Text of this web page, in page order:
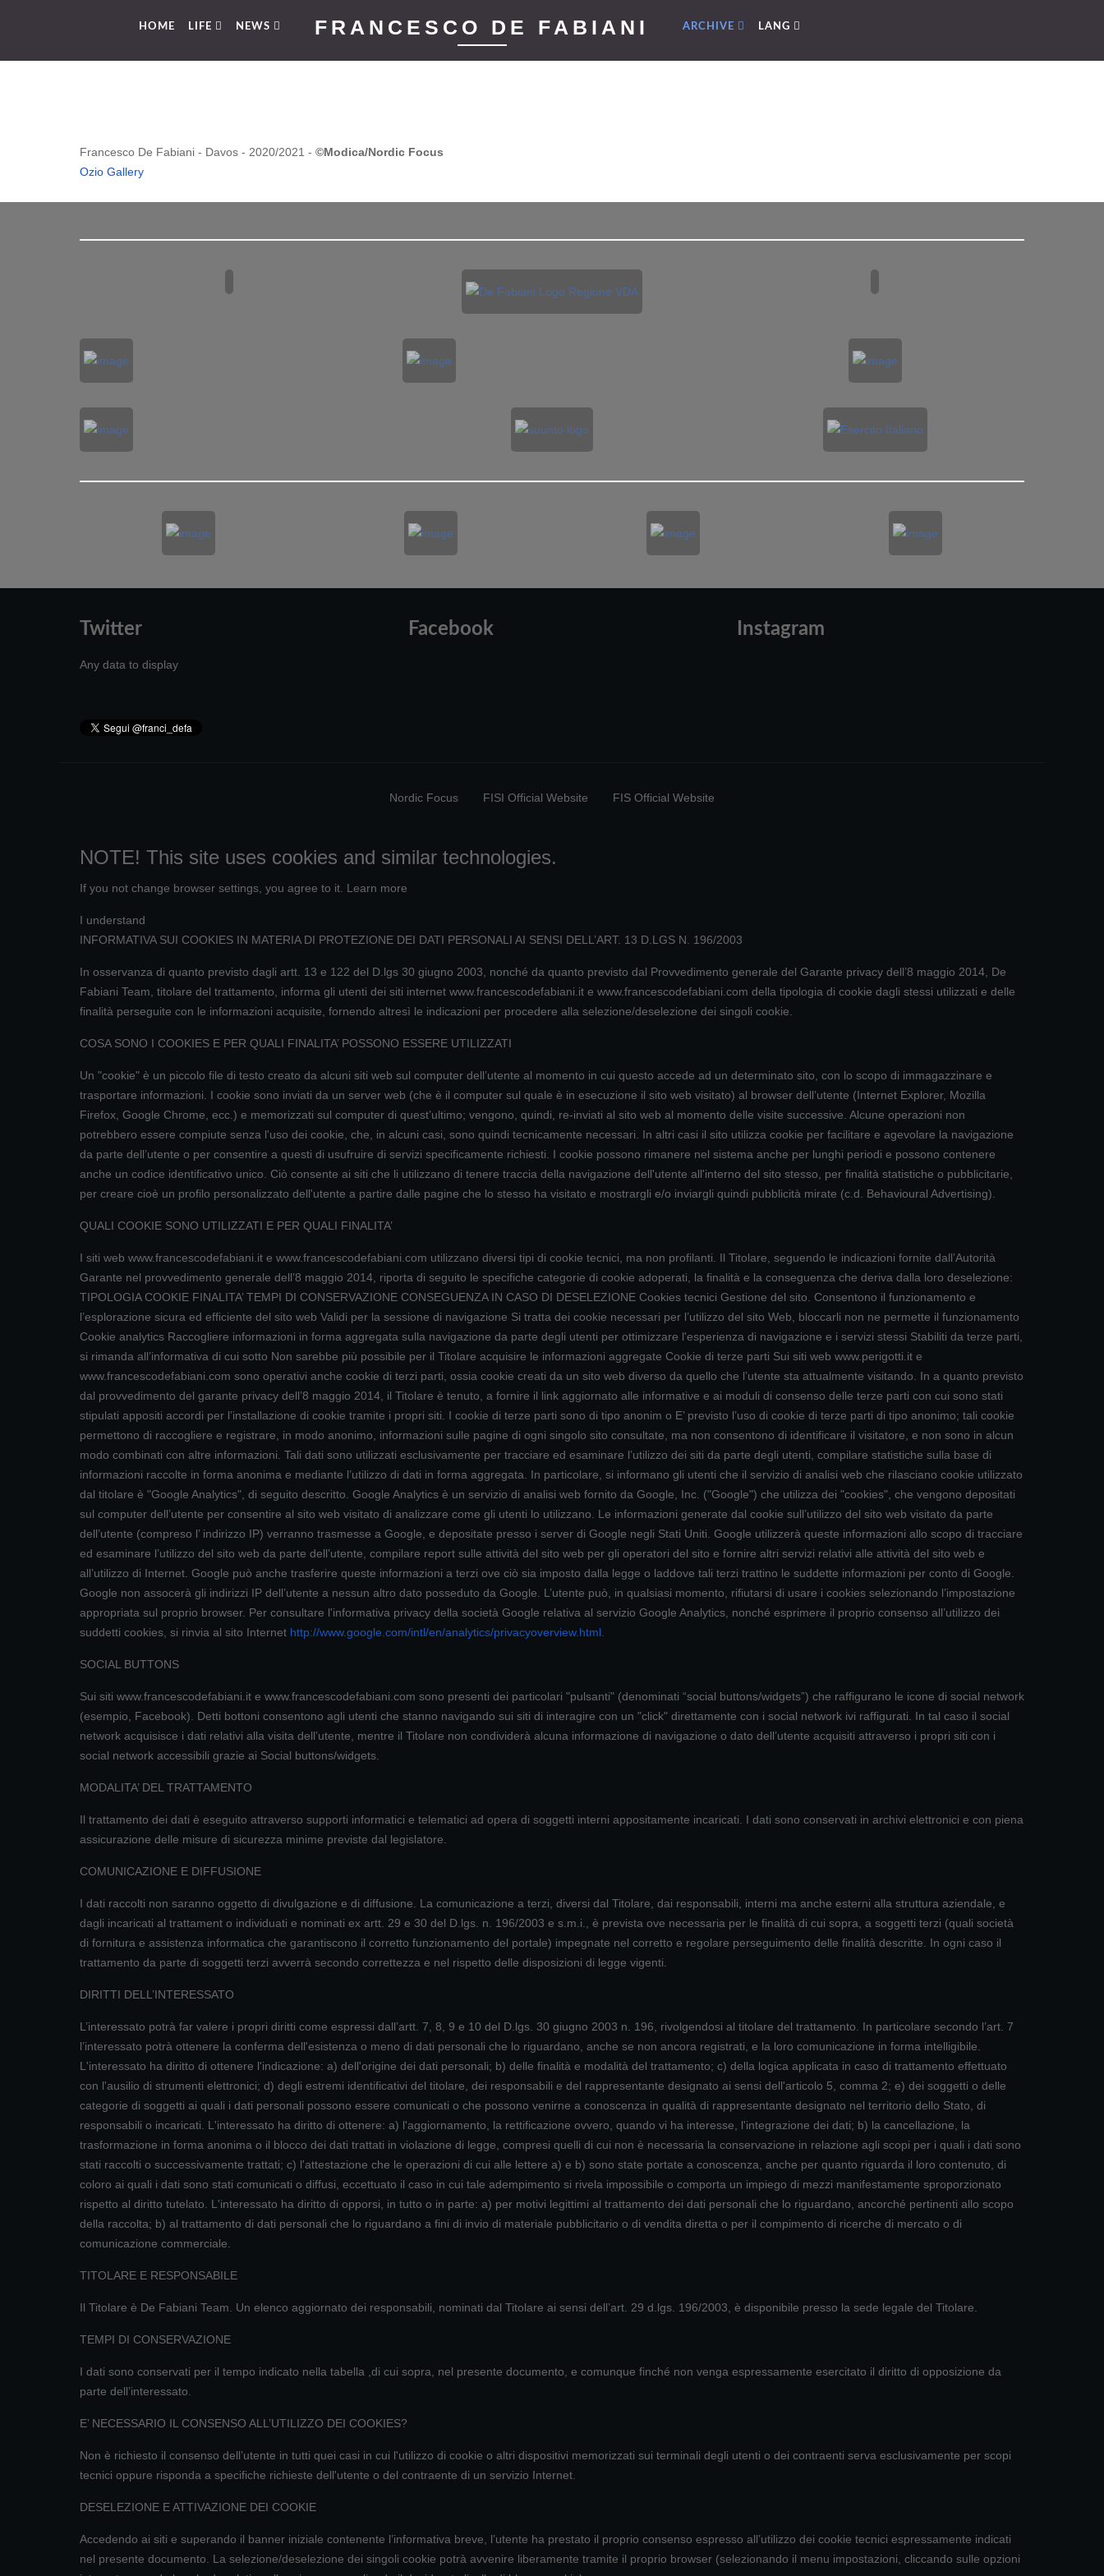
HOME LIFE NEWS FRANCESCO DE FABIANI ARCHIVE LANG
Francesco De Fabiani - Davos - 2020/2021 - ©Modica/Nordic Focus
Ozio Gallery
Twitter
Any data to display
Facebook Instagram
Nordic Focus FISI Official Website FIS Official Website
NOTE! This site uses cookies and similar technologies.
If you not change browser settings, you agree to it. Learn more
I understand
INFORMATIVA SUI COOKIES IN MATERIA DI PROTEZIONE DEI DATI PERSONALI AI SENSI DELL’ART. 13 D.LGS N. 196/2003
In osservanza di quanto previsto dagli artt. 13 e 122 del D.lgs 30 giugno 2003, nonché da quanto previsto dal Provvedimento generale del Garante privacy dell’8 maggio 2014, De
Fabiani Team, titolare del trattamento, informa gli utenti dei siti internet www.francescodefabiani.it e www.francescodefabiani.com della tipologia di cookie dagli stessi utilizzati e delle
finalità perseguite con le informazioni acquisite, fornendo altresì le indicazioni per procedere alla selezione/deselezione dei singoli cookie.
COSA SONO I COOKIES E PER QUALI FINALITA’ POSSONO ESSERE UTILIZZATI
Un "cookie" è un piccolo file di testo creato da alcuni siti web sul computer dell’utente al momento in cui questo accede ad un determinato sito, con lo scopo di immagazzinare e
trasportare informazioni. I cookie sono inviati da un server web (che è il computer sul quale è in esecuzione il sito web visitato) al browser dell’utente (Internet Explorer, Mozilla
Firefox, Google Chrome, ecc.) e memorizzati sul computer di quest’ultimo; vengono, quindi, re-inviati al sito web al momento delle visite successive. Alcune operazioni non
potrebbero essere compiute senza l'uso dei cookie, che, in alcuni casi, sono quindi tecnicamente necessari. In altri casi il sito utilizza cookie per facilitare e agevolare la navigazione
da parte dell’utente o per consentire a questi di usufruire di servizi specificamente richiesti. I cookie possono rimanere nel sistema anche per lunghi periodi e possono contenere
anche un codice identificativo unico. Ciò consente ai siti che li utilizzano di tenere traccia della navigazione dell'utente all'interno del sito stesso, per finalità statistiche o pubblicitarie,
per creare cioè un profilo personalizzato dell'utente a partire dalle pagine che lo stesso ha visitato e mostrargli e/o inviargli quindi pubblicità mirate (c.d. Behavioural Advertising).
QUALI COOKIE SONO UTILIZZATI E PER QUALI FINALITA’
I siti web www.francescodefabiani.it e www.francescodefabiani.com utilizzano diversi tipi di cookie tecnici, ma non profilanti. Il Titolare, seguendo le indicazioni fornite dall’Autorità
Garante nel provvedimento generale dell’8 maggio 2014, riporta di seguito le specifiche categorie di cookie adoperati, la finalità e la conseguenza che deriva dalla loro deselezione:
TIPOLOGIA COOKIE FINALITA’ TEMPI DI CONSERVAZIONE CONSEGUENZA IN CASO DI DESELEZIONE Cookies tecnici Gestione del sito. Consentono il funzionamento e
l’esplorazione sicura ed efficiente del sito web Validi per la sessione di navigazione Si tratta dei cookie necessari per l’utilizzo del sito Web, bloccarli non ne permette il funzionamento
Cookie analytics Raccogliere informazioni in forma aggregata sulla navigazione da parte degli utenti per ottimizzare l'esperienza di navigazione e i servizi stessi Stabiliti da terze parti,
si rimanda all’informativa di cui sotto Non sarebbe più possibile per il Titolare acquisire le informazioni aggregate Cookie di terze parti Sui siti web www.perigotti.it e
www.francescodefabiani.com sono operativi anche cookie di terzi parti, ossia cookie creati da un sito web diverso da quello che l’utente sta attualmente visitando. In a quanto previsto
dal provvedimento del garante privacy dell’8 maggio 2014, il Titolare è tenuto, a fornire il link aggiornato alle informative e ai moduli di consenso delle terze parti con cui sono stati
stipulati appositi accordi per l’installazione di cookie tramite i propri siti. I cookie di terze parti sono di tipo anonim o E’ previsto l’uso di cookie di terze parti di tipo anonimo; tali cookie
permettono di raccogliere e registrare, in modo anonimo, informazioni sulle pagine di ogni singolo sito consultate, ma non consentono di identificare il visitatore, e non sono in alcun
modo combinati con altre informazioni. Tali dati sono utilizzati esclusivamente per tracciare ed esaminare l’utilizzo dei siti da parte degli utenti, compilare statistiche sulla base di
informazioni raccolte in forma anonima e mediante l’utilizzo di dati in forma aggregata. In particolare, si informano gli utenti che il servizio di analisi web che rilasciano cookie utilizzato
dal titolare è "Google Analytics", di seguito descritto. Google Analytics è un servizio di analisi web fornito da Google, Inc. ("Google") che utilizza dei "cookies", che vengono depositati
sul computer dell’utente per consentire al sito web visitato di analizzare come gli utenti lo utilizzano. Le informazioni generate dal cookie sull’utilizzo del sito web visitato da parte
dell’utente (compreso l’ indirizzo IP) verranno trasmesse a Google, e depositate presso i server di Google negli Stati Uniti. Google utilizzerà queste informazioni allo scopo di tracciare
ed esaminare l’utilizzo del sito web da parte dell’utente, compilare report sulle attività del sito web per gli operatori del sito e fornire altri servizi relativi alle attività del sito web e
all’utilizzo di Internet. Google può anche trasferire queste informazioni a terzi ove ciò sia imposto dalla legge o laddove tali terzi trattino le suddette informazioni per conto di Google.
Google non assocerà gli indirizzi IP dell’utente a nessun altro dato posseduto da Google. L’utente può, in qualsiasi momento, rifiutarsi di usare i cookies selezionando l’impostazione
appropriata sul proprio browser. Per consultare l'informativa privacy della società Google relativa al servizio Google Analytics, nonché esprimere il proprio consenso all’utilizzo dei
suddetti cookies, si rinvia al sito Internet http://www.google.com/intl/en/analytics/privacyoverview.html
SOCIAL BUTTONS
Sui siti www.francescodefabiani.it e www.francescodefabiani.com sono presenti dei particolari "pulsanti" (denominati “social buttons/widgets”) che raffigurano le icone di social network
(esempio, Facebook). Detti bottoni consentono agli utenti che stanno navigando sui siti di interagire con un "click" direttamente con i social network ivi raffigurati. In tal caso il social
network acquisisce i dati relativi alla visita dell’utente, mentre il Titolare non condividerà alcuna informazione di navigazione o dato dell’utente acquisiti attraverso i propri siti con i
social network accessibili grazie ai Social buttons/widgets.
MODALITA’ DEL TRATTAMENTO
Il trattamento dei dati è eseguito attraverso supporti informatici e telematici ad opera di soggetti interni appositamente incaricati. I dati sono conservati in archivi elettronici e con piena
assicurazione delle misure di sicurezza minime previste dal legislatore.
COMUNICAZIONE E DIFFUSIONE
I dati raccolti non saranno oggetto di divulgazione e di diffusione. La comunicazione a terzi, diversi dal Titolare, dai responsabili, interni ma anche esterni alla struttura aziendale, e
dagli incaricati al trattament o individuati e nominati ex artt. 29 e 30 del D.lgs. n. 196/2003 e s.m.i., è prevista ove necessaria per le finalità di cui sopra, a soggetti terzi (quali società
di fornitura e assistenza informatica che garantiscono il corretto funzionamento del portale) impegnate nel corretto e regolare perseguimento delle finalità descritte. In ogni caso il
trattamento da parte di soggetti terzi avverrà secondo correttezza e nel rispetto delle disposizioni di legge vigenti.
DIRITTI DELL’INTERESSATO
L’interessato potrà far valere i propri diritti come espressi dall’artt. 7, 8, 9 e 10 del D.lgs. 30 giugno 2003 n. 196, rivolgendosi al titolare del trattamento. In particolare secondo l’art. 7
l’interessato potrà ottenere la conferma dell'esistenza o meno di dati personali che lo riguardano, anche se non ancora registrati, e la loro comunicazione in forma intelligibile.
L'interessato ha diritto di ottenere l'indicazione: a) dell'origine dei dati personali; b) delle finalità e modalità del trattamento; c) della logica applicata in caso di trattamento effettuato
con l'ausilio di strumenti elettronici; d) degli estremi identificativi del titolare, dei responsabili e del rappresentante designato ai sensi dell'articolo 5, comma 2; e) dei soggetti o delle
categorie di soggetti ai quali i dati personali possono essere comunicati o che possono venirne a conoscenza in qualità di rappresentante designato nel territorio dello Stato, di
responsabili o incaricati. L'interessato ha diritto di ottenere: a) l'aggiornamento, la rettificazione ovvero, quando vi ha interesse, l'integrazione dei dati; b) la cancellazione, la
trasformazione in forma anonima o il blocco dei dati trattati in violazione di legge, compresi quelli di cui non è necessaria la conservazione in relazione agli scopi per i quali i dati sono
stati raccolti o successivamente trattati; c) l'attestazione che le operazioni di cui alle lettere a) e b) sono state portate a conoscenza, anche per quanto riguarda il loro contenuto, di
coloro ai quali i dati sono stati comunicati o diffusi, eccettuato il caso in cui tale adempimento si rivela impossibile o comporta un impiego di mezzi manifestamente sproporzionato
rispetto al diritto tutelato. L'interessato ha diritto di opporsi, in tutto o in parte: a) per motivi legittimi al trattamento dei dati personali che lo riguardano, ancorché pertinenti allo scopo
della raccolta; b) al trattamento di dati personali che lo riguardano a fini di invio di materiale pubblicitario o di vendita diretta o per il compimento di ricerche di mercato o di
comunicazione commerciale.
TITOLARE E RESPONSABILE
Il Titolare è De Fabiani Team. Un elenco aggiornato dei responsabili, nominati dal Titolare ai sensi dell’art. 29 d.lgs. 196/2003, è disponibile presso la sede legale del Titolare.
TEMPI DI CONSERVAZIONE
I dati sono conservati per il tempo indicato nella tabella ,di cui sopra, nel presente documento, e comunque finché non venga espressamente esercitato il diritto di opposizione da
parte dell’interessato.
E’ NECESSARIO IL CONSENSO ALL’UTILIZZO DEI COOKIES?
Non è richiesto il consenso dell’utente in tutti quei casi in cui l'utilizzo di cookie o altri dispositivi memorizzati sui terminali degli utenti o dei contraenti serva esclusivamente per scopi
tecnici oppure risponda a specifiche richieste dell'utente o del contraente di un servizio Internet.
DESELEZIONE E ATTIVAZIONE DEI COOKIE
Accedendo ai siti e superando il banner iniziale contenente l’informativa breve, l’utente ha prestato il proprio consenso espresso all’utilizzo dei cookie tecnici espressamente indicati
nel presente documento. La selezione/deselezione dei singoli cookie potrà avvenire liberamente tramite il proprio browser (selezionando il menu impostazioni, cliccando sulle opzioni